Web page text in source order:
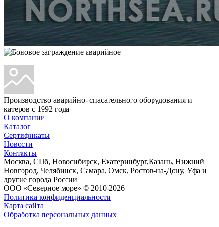
Производство аварийно- спасательного оборудования и
катеров с 1992 года
О компании
Каталог
Сертификаты
Новости
Контакты
Москва, СПб, Новосибирск, Екатеринбург,Казань, Нижний
Новгород, Челябинск, Самара, Омск, Ростов-на-Дону, Уфа и
другие города России
ООО «Северное море» © 2010-2026
Политика конфиденциальности
Карта сайта
Обработка персональных данных